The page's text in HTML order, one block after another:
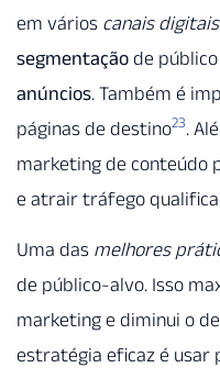
em vários canais digitais
segmentação de público
anúncios. Também é
páginas de destino23.
marketing de conteúdo
e atrair tráfego
Uma das melhores
de público-alvo. Isso
marketing e diminui o
estratégia eficaz é usar